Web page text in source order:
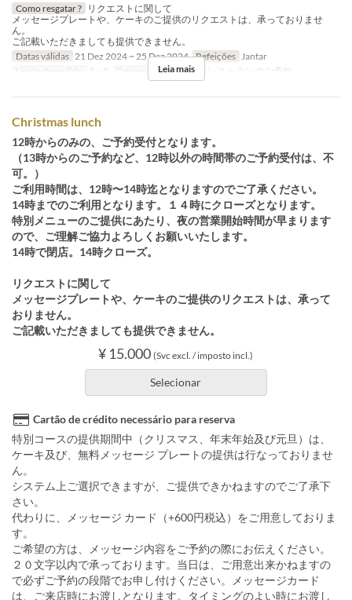
Como resgatar ?
リクエストに関して
メッセージプレートや、ケーキのご提供のリクエストは、承っておりませ
ん。
ご記載いただきましても提供できません。
Datas válidas 21 Dez 2024 ~ 25 Dez 2024 Refeições Jantar
Limite de pedido
2 ~ 5 Categoria de Assento レストランのご予約
Leia mais
Christmas lunch
12時からのみの、ご予約受付となります。
（13時からのご予約など、12時以外の時間帯のご予約受付は、不
可。）
ご利用時間は、12時〜14時迄となりますのでご了承ください。
14時までのご利用となります。１４時にクローズとなります。
特別メニューのご提供にあたり、夜の営業開始時間が早まります
ので、ご理解ご協力よろしくお願いいたします。
14時で閉店。14時クローズ。
リクエストに関して
メッセージプレートや、ケーキのご提供のリクエストは、承って
おりません。
ご記載いただきましても提供できません。
¥ 15.000 (Svc excl. / imposto incl.)
Selecionar
Cartão de crédito necessário para reserva
特別コースの提供期間中（クリスマス、年末年始及び元旦）は、
ケーキ及び、無料メッセージ プレートの提供は行なっておりませ
ん。
システム上ご選択できますが、ご提供できかねますのでご了承下
さい。
代わりに、メッセージ カード（+600円税込）をご用意しておりま
す。
ご希望の方は、メッセージ内容をご予約の際にお伝えください。
２０文字以内で承っております。当日は、ご用意出来かねますの
で必ずご予約の段階でお申し付けください。メッセージカード
は、ご来店時にお渡しとなります。タイミングのよい時にお渡し